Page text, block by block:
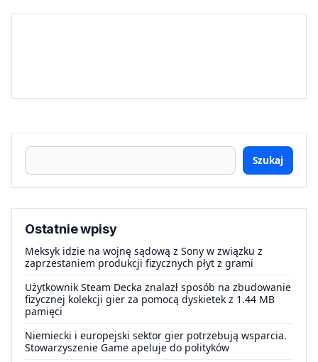
Szukaj
Ostatnie wpisy
Meksyk idzie na wojnę sądową z Sony w związku z
zaprzestaniem produkcji fizycznych płyt z grami
Użytkownik Steam Decka znalazł sposób na zbudowanie
fizycznej kolekcji gier za pomocą dyskietek z 1.44 MB
pamięci
Niemiecki i europejski sektor gier potrzebują wsparcia.
Stowarzyszenie Game apeluje do polityków